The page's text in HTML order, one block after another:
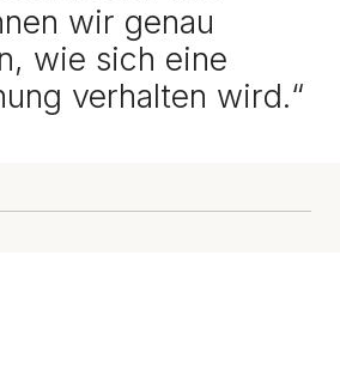
nen wir genau
n, wie sich eine
ung verhalten wird.“